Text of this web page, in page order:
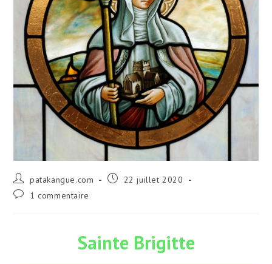
Auteur/autrice
de
la
patakangue.com
Publication
22 juillet 2020
Commentaires
1 commentaire
Sainte Brigitte